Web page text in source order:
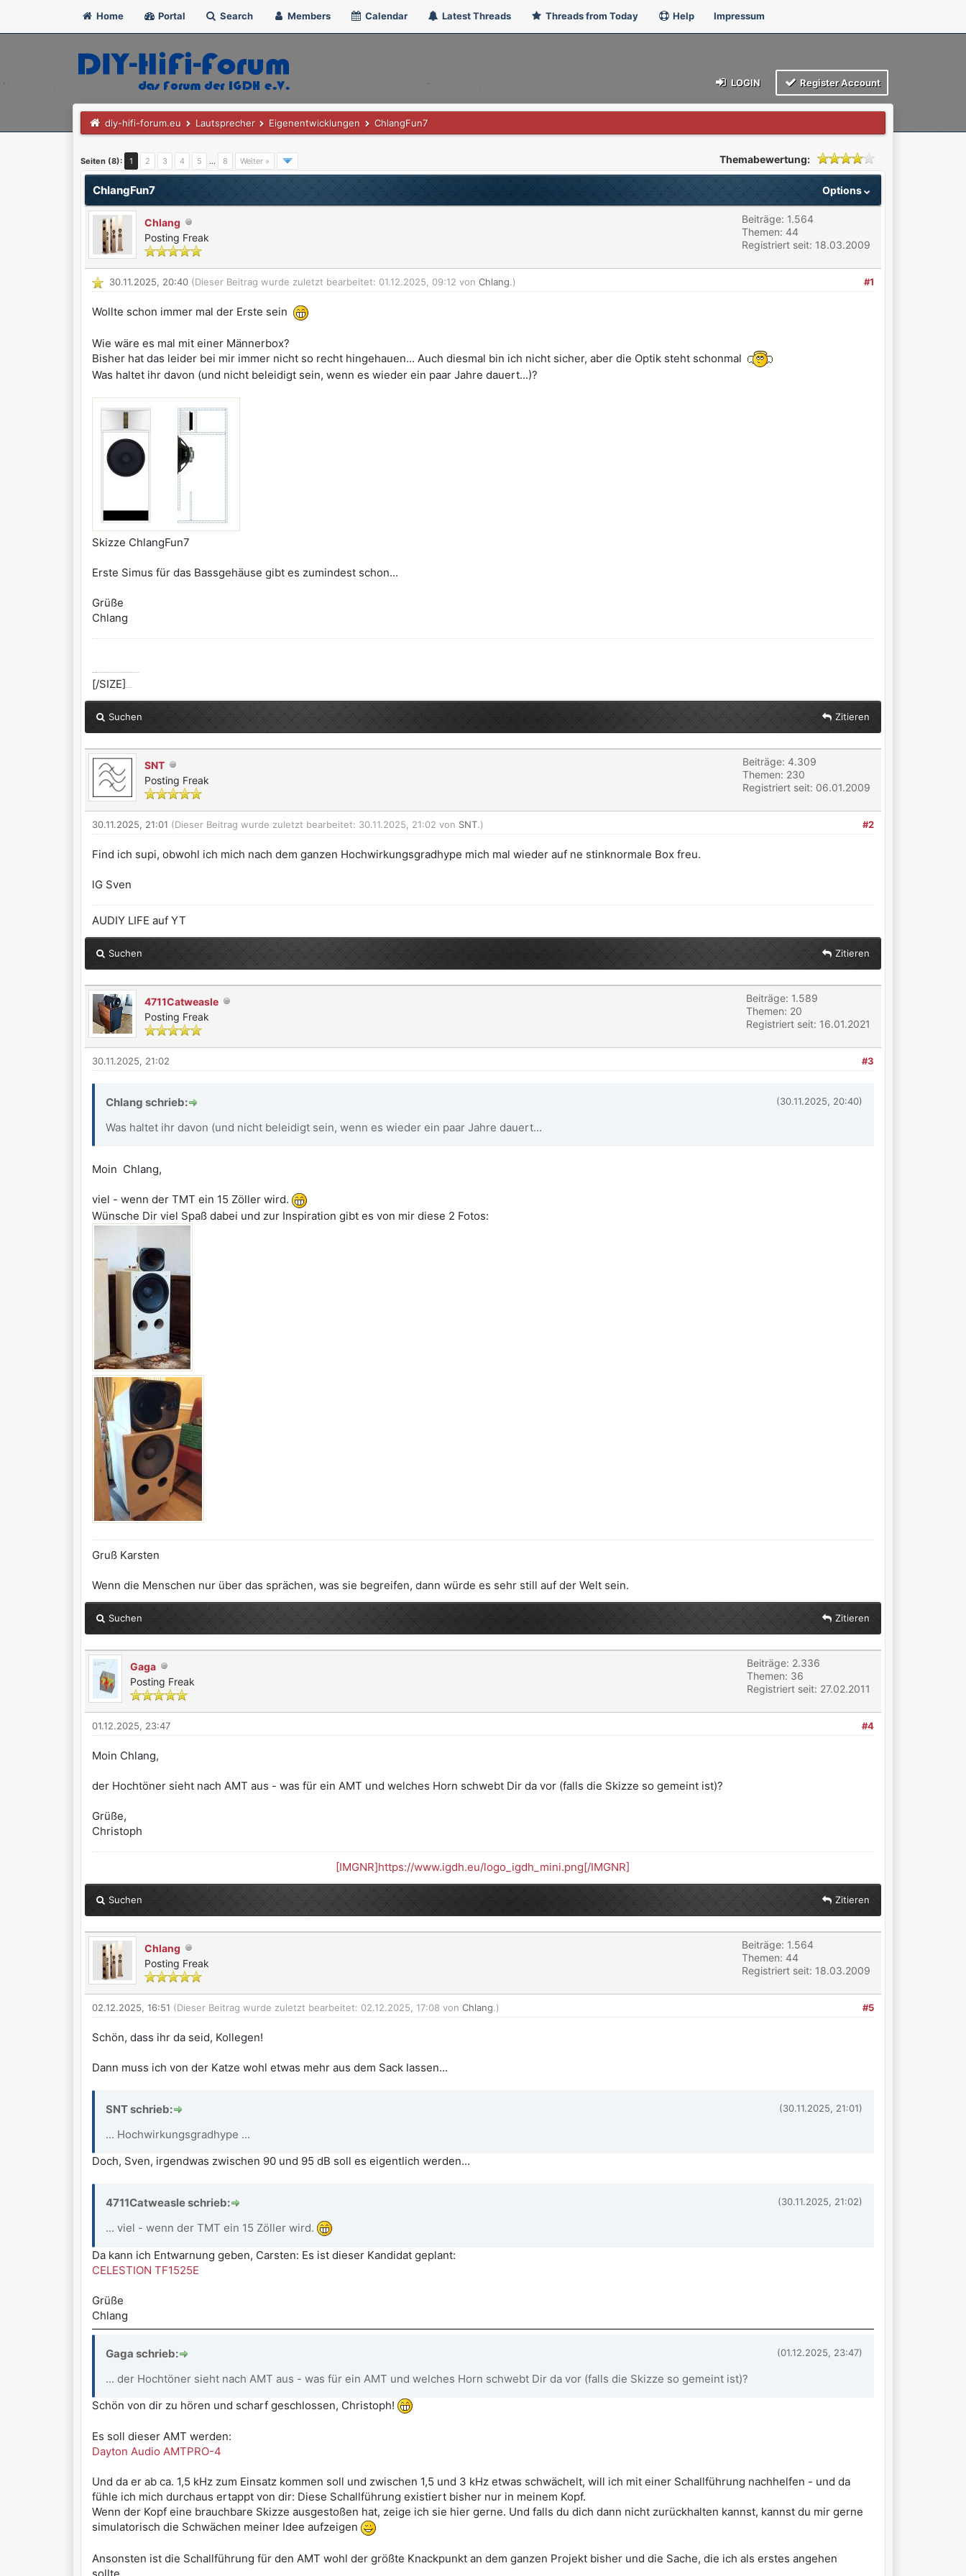
Home Portal Search Members Calendar Latest Threads Threads from Today Help Impressum
LOGIN Register Account
diy-hifi-forum.eu Lautsprecher Eigenentwicklungen ChlangFun7
Seiten (8): 1 2 3 4 5 … 8 Weiter » Themabewertung:
3 Bewertung(en) - 4.33 im Durchschnitt
1
2
3
4
5
Options
ChlangFun7
Chlang
Posting Freak
Beiträge: 1.564
Themen: 44
Registriert seit: 18.03.2009
#1
30.11.2025, 20:40 (Dieser Beitrag wurde zuletzt bearbeitet: 01.12.2025, 09:12 von Chlang.)
Wollte schon immer mal der Erste sein
Wie wäre es mal mit einer Männerbox?
Bisher hat das leider bei mir immer nicht so recht hingehauen... Auch diesmal bin ich nicht sicher, aber die Optik steht schonmal
Was haltet ihr davon (und nicht beleidigt sein, wenn es wieder ein paar Jahre dauert...)?
Skizze ChlangFun7
Erste Simus für das Bassgehäuse gibt es zumindest schon...
Grüße
Chlang
[/SIZE]
Suchen Zitieren
SNT
Posting Freak
Beiträge: 4.309
Themen: 230
Registriert seit: 06.01.2009
#2
30.11.2025, 21:01 (Dieser Beitrag wurde zuletzt bearbeitet: 30.11.2025, 21:02 von SNT.)
Find ich supi, obwohl ich mich nach dem ganzen Hochwirkungsgradhype mich mal wieder auf ne stinknormale Box freu.
lG Sven
AUDIY LIFE auf YT
Suchen Zitieren
4711Catweasle
Posting Freak
Beiträge: 1.589
Themen: 20
Registriert seit: 16.01.2021
#3
30.11.2025, 21:02
(30.11.2025, 20:40)
Chlang schrieb:
Was haltet ihr davon (und nicht beleidigt sein, wenn es wieder ein paar Jahre dauert...
Moin Chlang,
viel - wenn der TMT ein 15 Zöller wird.
Wünsche Dir viel Spaß dabei und zur Inspiration gibt es von mir diese 2 Fotos:
Gruß Karsten
Wenn die Menschen nur über das sprächen, was sie begreifen, dann würde es sehr still auf der Welt sein.
Suchen Zitieren
Gaga
Posting Freak
Beiträge: 2.336
Themen: 36
Registriert seit: 27.02.2011
#4
01.12.2025, 23:47
Moin Chlang,
der Hochtöner sieht nach AMT aus - was für ein AMT und welches Horn schwebt Dir da vor (falls die Skizze so gemeint ist)?
Grüße,
Christoph
[IMGNR]https://www.igdh.eu/logo_igdh_mini.png[/IMGNR]
Suchen Zitieren
Chlang
Posting Freak
Beiträge: 1.564
Themen: 44
Registriert seit: 18.03.2009
#5
02.12.2025, 16:51 (Dieser Beitrag wurde zuletzt bearbeitet: 02.12.2025, 17:08 von Chlang.)
Schön, dass ihr da seid, Kollegen!
Dann muss ich von der Katze wohl etwas mehr aus dem Sack lassen...
(30.11.2025, 21:01)
SNT schrieb:
... Hochwirkungsgradhype ...
Doch, Sven, irgendwas zwischen 90 und 95 dB soll es eigentlich werden...
(30.11.2025, 21:02)
4711Catweasle schrieb:
... viel - wenn der TMT ein 15 Zöller wird.
Da kann ich Entwarnung geben, Carsten: Es ist dieser Kandidat geplant:
CELESTION TF1525E
Grüße
Chlang
(01.12.2025, 23:47)
Gaga schrieb:
... der Hochtöner sieht nach AMT aus - was für ein AMT und welches Horn schwebt Dir da vor (falls die Skizze so gemeint ist)?
Schön von dir zu hören und scharf geschlossen, Christoph!
Es soll dieser AMT werden:
Dayton Audio AMTPRO-4
Und da er ab ca. 1,5 kHz zum Einsatz kommen soll und zwischen 1,5 und 3 kHz etwas schwächelt, will ich mit einer Schallführung nachhelfen - und da
fühle ich mich durchaus ertappt von dir: Diese Schallführung existiert bisher nur in meinem Kopf.
Wenn der Kopf eine brauchbare Skizze ausgestoßen hat, zeige ich sie hier gerne. Und falls du dich dann nicht zurückhalten kannst, kannst du mir gerne
simulatorisch die Schwächen meiner Idee aufzeigen
Ansonsten ist die Schallführung für den AMT wohl der größte Knackpunkt an dem ganzen Projekt bisher und die Sache, die ich als erstes angehen